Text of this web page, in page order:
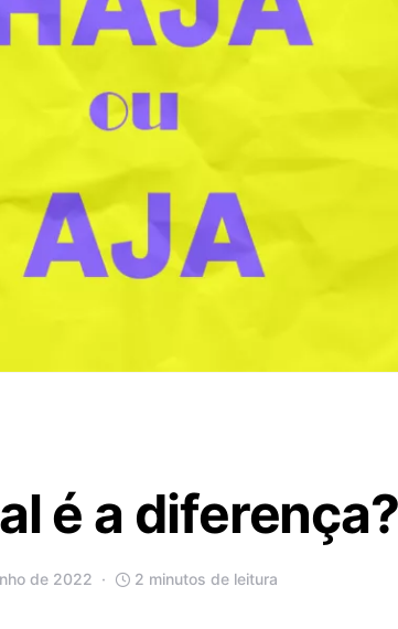
é a diferença?
de 2022 2 minutos de leitura